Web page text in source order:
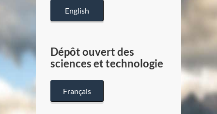
English
Dépôt ouvert des
sciences et technologie
Français